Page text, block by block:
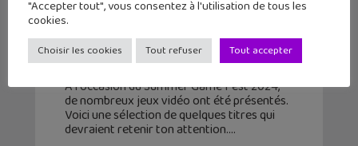
5 jeux vidéo du Summer Game Fest
2024 entre révélations et surprises
11 juin 2024
À l'occasion du Summer Game Fest 2024,
de nombreux jeux vidéo ont été présentés.
Voici une sélection de quelques titres qui
devraient retenir ton attention.
"Accepter tout", vous consentez à l'utilisation de tous les
cookies.
Choisir les cookies Tout refuser Tout accepter